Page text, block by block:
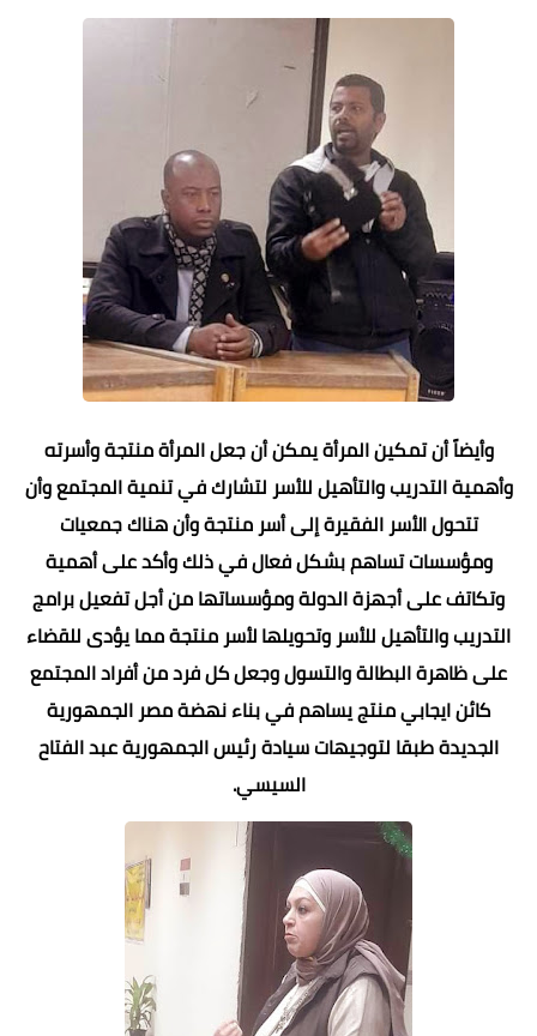
وأيضاً أن تمكين المرأة يمكن أن جعل المرأة منتجة وأسرته
وأهمية التدريب والتأهيل للأسر لتشارك في تنمية المجتمع وأن
تتحول الأسر الفقيرة إلى أسر منتجة وأن هناك جمعيات
ومؤسسات تساهم بشكل فعال في ذلك وأكد على أهمية
وتكاتف على أجهزة الدولة ومؤسساتها من أجل تفعيل برامج
التدريب والتأهيل للأسر وتحويلها لأسر منتجة مما يؤدى للقضاء
على ظاهرة البطالة والتسول وجعل كل فرد من أفراد المجتمع
كائن ايجابي منتج يساهم في بناء نهضة مصر الجمهورية
الجديدة طبقا لتوجيهات سيادة رئيس الجمهورية عبد الفتاح
السيسي.